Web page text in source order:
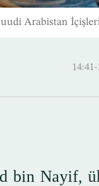
Arabistan
bin Nayif,